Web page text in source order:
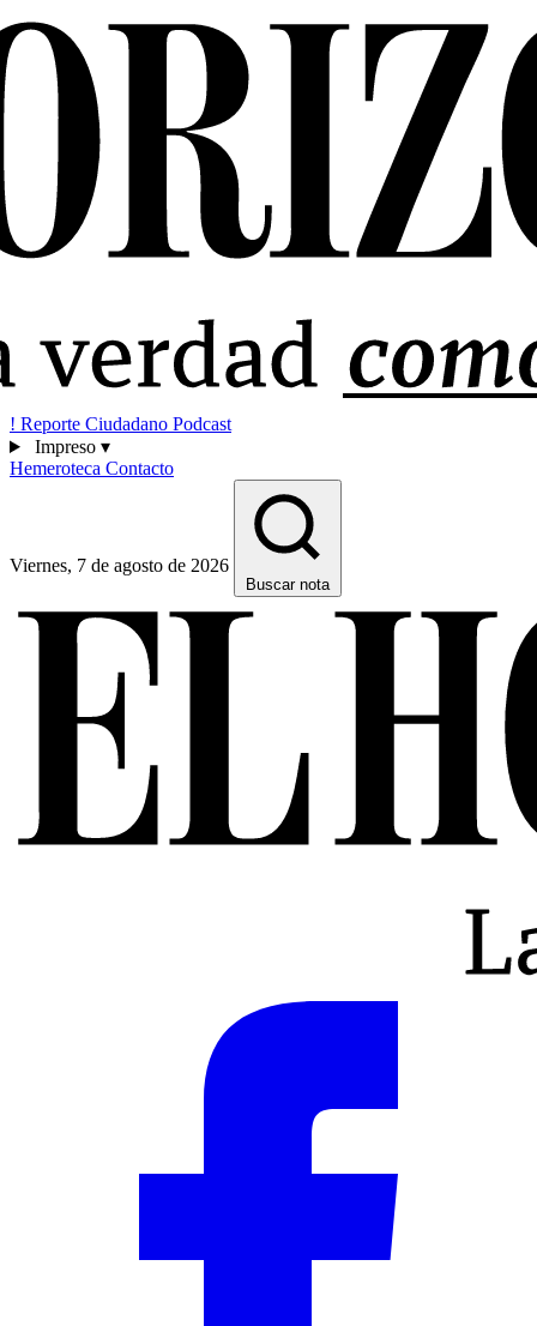
! Reporte Ciudadano Podcast
Impreso ▾
Hemeroteca Contacto
Viernes, 7 de agosto de 2026
Buscar nota